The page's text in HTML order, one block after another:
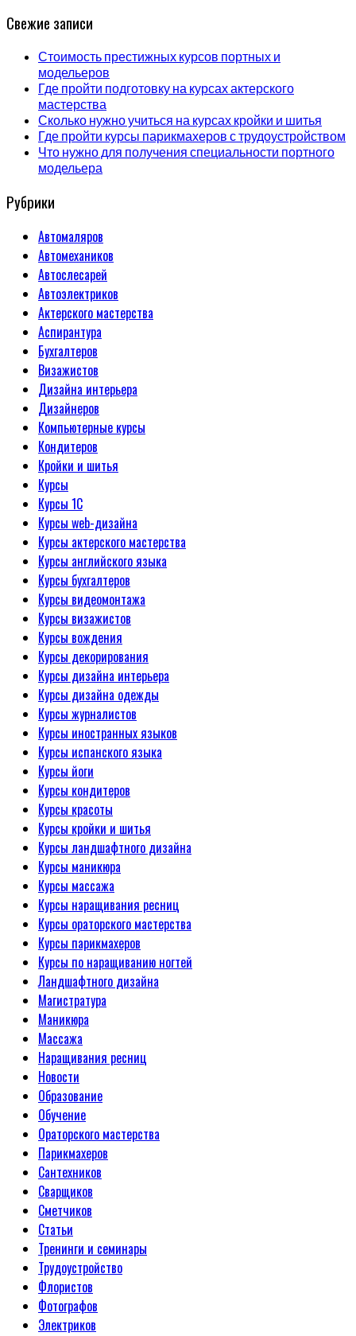
Свежие записи
Стоимость престижных курсов портных и
модельеров
Где пройти подготовку на курсах актерского
мастерства
Сколько нужно учиться на курсах кройки и шитья
Где пройти курсы парикмахеров с трудоустройством
Что нужно для получения специальности портного
модельера
Рубрики
Автомаляров
Автомехаников
Автослесарей
Автоэлектриков
Актерского мастерства
Аспирантура
Бухгалтеров
Визажистов
Дизайна интерьера
Дизайнеров
Компьютерные курсы
Кондитеров
Кройки и шитья
Курсы
Курсы 1С
Курсы web-дизайна
Курсы актерского мастерства
Курсы английского языка
Курсы бухгалтеров
Курсы видеомонтажа
Курсы визажистов
Курсы вождения
Курсы декорирования
Курсы дизайна интерьера
Курсы дизайна одежды
Курсы журналистов
Курсы иностранных языков
Курсы испанского языка
Курсы йоги
Курсы кондитеров
Курсы красоты
Курсы кройки и шитья
Курсы ландшафтного дизайна
Курсы маникюра
Курсы массажа
Курсы наращивания ресниц
Курсы ораторского мастерства
Курсы парикмахеров
Курсы по наращиванию ногтей
Ландшафтного дизайна
Магистратура
Маникюра
Массажа
Наращивания ресниц
Новости
Образование
Обучение
Ораторского мастерства
Парикмахеров
Сантехников
Сварщиков
Сметчиков
Статьи
Тренинги и семинары
Трудоустройство
Флористов
Фотографов
Электриков